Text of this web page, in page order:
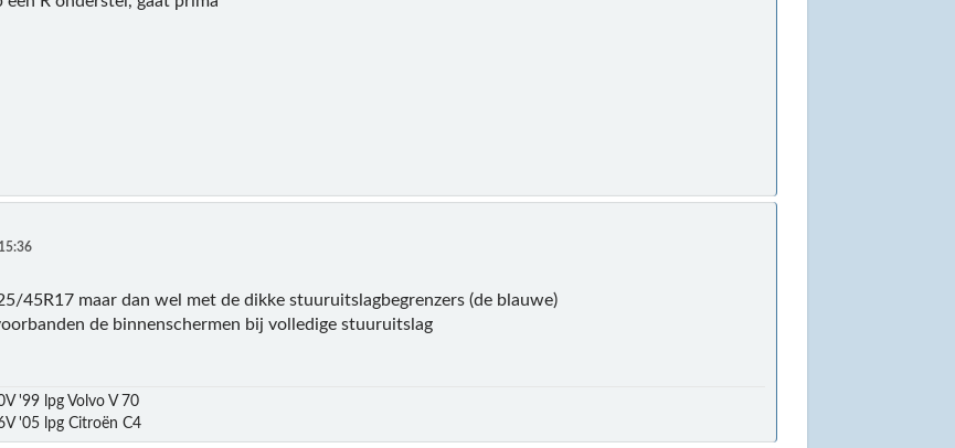
45R17 maar dan wel met de dikke stuuruitslagbegrenzers (de blauwe)
de binnenschermen bij volledige stuuruitslag
'99 lpg Volvo V 70
'05 lpg Citroën C4